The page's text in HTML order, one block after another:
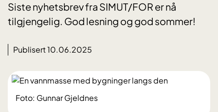
Siste nyhetsbrev fra SIMUT/FOR er nå
tilgjengelig. God lesning og god sommer!
Publisert 10.06.2025
Foto: Gunnar Gjeldnes